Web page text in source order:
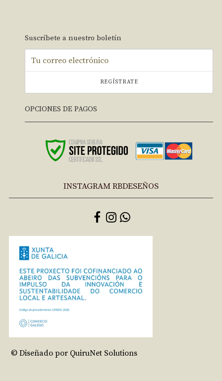
Suscríbete a nuestro boletín
REGÍSTRATE
OPCIONES DE PAGOS
INSTAGRAM RBDESEÑOS
© Diseñado por QuiruNet Solutions